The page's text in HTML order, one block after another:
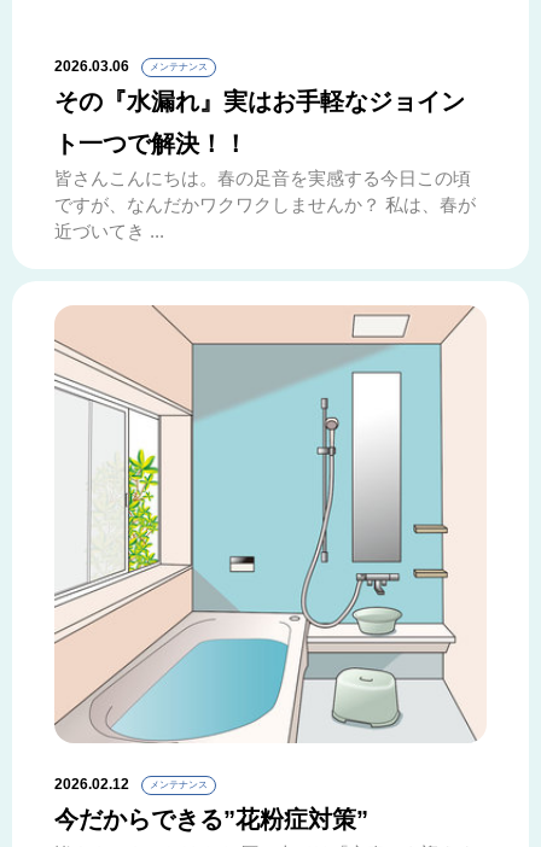
2026.03.06 メンテナンス
その『水漏れ』実はお手軽なジョイン
ト一つで解決！！
皆さんこんにちは。春の足音を実感する今日この頃
ですが、なんだかワクワクしませんか？ 私は、春が
近づいてき ...
2026.02.12 メンテナンス
今だからできる”花粉症対策”